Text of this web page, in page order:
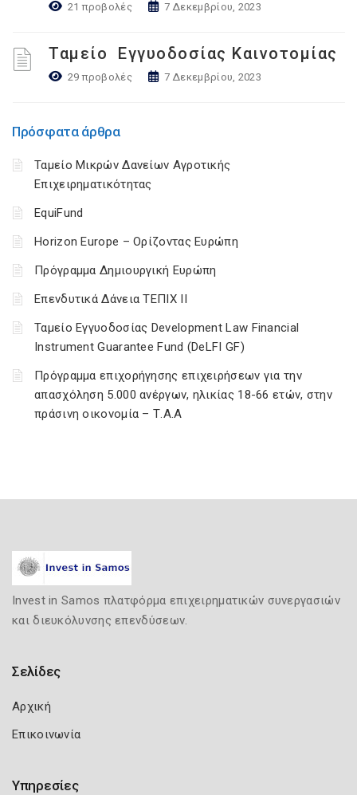
21 προβολές 7 Δεκεμβρίου, 2023
Ταμείο Εγγυοδοσίας Καινοτομίας
29 προβολές 7 Δεκεμβρίου, 2023
Πρόσφατα άρθρα
Ταμείο Μικρών Δανείων Αγροτικής
Επιχειρηματικότητας
EquiFund
Horizon Europe – Ορίζοντας Ευρώπη
Πρόγραμμα Δημιουργική Ευρώπη
Επενδυτικά Δάνεια ΤΕΠΙΧ ΙΙ
Ταμείο Εγγυοδοσίας Development Law Financial
Instrument Guarantee Fund (DeLFI GF)
Πρόγραμμα επιχορήγησης επιχειρήσεων για την
απασχόληση 5.000 ανέργων, ηλικίας 18-66 ετών, στην
πράσινη οικονομία – Τ.Α.Α
Invest in Samos πλατφόρμα επιχειρηματικών συνεργασιών
και διευκόλυνσης επενδύσεων.
Σελίδες
Αρχική
Επικοινωνία
Υπηρεσίες